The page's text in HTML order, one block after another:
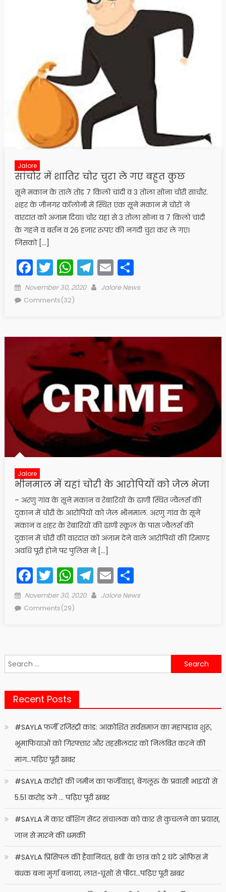
Jalore
सांचोर में शातिर चोर चुरा ले गए बहुत कुछ
सूने मकान के ताले तोड़ 7 किलो चांदी व 3 तोला सोना चोरी सांचौर.
शहर के जीनगर कॉलोनी में स्थित एक सूने मकान में चोरों ने
वारदात को अंजाम दिया। चोर यहां से 3 तोला सोना व 7 किलो चांदी
के गहने व बर्तन व 26 हजार रुपए की नगदी चुरा कर ले गए।
जिसको […]
Facebook
Twitter
WhatsApp
Telegram
EmailShare
Posted
on
November 30, 2020 Author
Jalore News
Comments(32)
Jalore
भीनमाल में यहां चोरी के आरोपियों को जेल भेजा
– अरणु गांव के सूने मकान व रेबारियों के ढाणी स्थित ज्वैलर्स की
दुकान में चोरी के आरोपियों को जेल भीनमाल. अरणु गांव के सूने
मकान व शहर के रेबारियों की ढाणी स्कूल के पास ज्वैलर्स की
दुकान में चोरी की वारदात को अंजाम देने वाले आरोपियों की रिमाण्ड
अवधि पूरी होने पर पुलिस ने […]
Facebook
Twitter
WhatsApp
Telegram
EmailShare
Posted
on
November 30, 2020 Author
Jalore News
Comments(29)
Search
for:
Recent Posts
#SAYLA फर्जी रजिस्ट्री कांड: आक्रोशित सर्वसमाज का महापड़ाव शुरू,
भूमाफियाओं को गिरफ्तार और तहसीलदार को निलंबित करने की
मांग…पढ़िए पूरी खबर
#SAYLA करोड़ों की जमीन का फर्जीवाड़ा, बेंगलूरु के प्रवासी भाइयों से
5.51 करोड़ ठगे … पढ़िए पूरी खबर
#SAYLA में कार वॉशिंग सेंटर संचालक को कार से कुचलने का प्रयास,
जान से मारने की धमकी
#SAYLA प्रिंसिपल की हैवानियत, 8वीं के छात्र को 2 घंटे ऑफिस में
बंधक बना मुर्गा बनाया, लात-घूंसों से पीटा…पढ़िए पूरी खबर